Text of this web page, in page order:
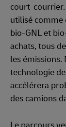
court-
utilisé comme
bio-GNL et
achats, tous
les émissions.
technologie
accélérera
des camions